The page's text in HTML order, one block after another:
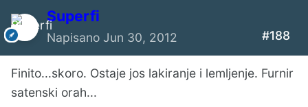
Superfi
Napisano Jun 30, 2012 #188
Finito...skoro. Ostaje jos lakiranje i lemljenje. Furnir
satenski orah...